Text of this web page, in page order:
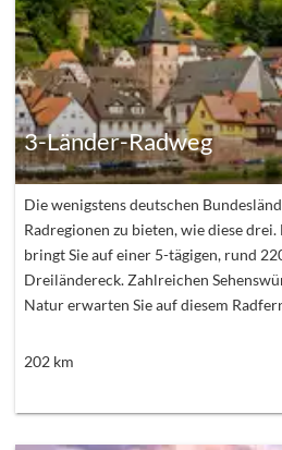
3-Länder-Radweg
Die wenigstens deutschen
Radregionen zu bieten, wie diese
bringt Sie auf einer 5-tägigen, rund
Dreiländereck. Zahlreichen
Natur erwarten Sie auf diesem
202km